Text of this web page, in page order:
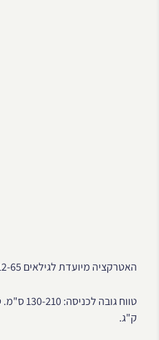
האטרקציה מיועדת לגילאים 12-65.
ק"ג.